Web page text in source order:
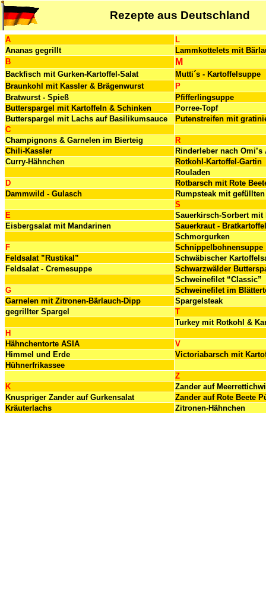
Rezepte aus Deutschland
A
L
Ananas gegrillt
Lammkottelets mit
B
M
Backfisch mit Gurken-Kartoffel-Salat
Mutti´s - Kartoffelsuppe
Braunkohl mit Kassler & Brägenwurst
P
Bratwurst - Spieß
Pfifferlingsuppe
Butterspargel mit Kartoffeln & Schinken
Porree-Topf
Butterspargel mit Lachs auf Basilikumsauce
Putenstreifen mit
C
Champignons & Garnelen im Bierteig
R
Chili-Kassler
Rinderleber nach Omi’s
Curry-Hähnchen
Rotkohl-Kartoffel-Gartin
Rouladen
D
Rotbarsch mit Rote
Dammwild - Gulasch
Rumpsteak mit
S
E
Sauerkirsch-Sorbert mit
Eisbergsalat mit Mandarinen
Sauerkraut -
Schmorgurken
F
Schnippelbohnensuppe
Feldsalat ”Rustikal”
Schwäbischer
Feldsalat - Cremesuppe
Schwarzwälder
Schweinefilet “Classic”
G
Schweinefilet im
Garnelen mit Zitronen-Bärlauch-Dipp
Spargelsteak
gegrillter Spargel
T
Turkey mit Rotkohl &
H
Hähnchentorte ASIA
V
Himmel und Erde
Victoriabarsch mit
Hühnerfrikassee
Z
K
Zander auf
Knuspriger Zander auf Gurkensalat
Zander auf Rote Beete
Kräuterlachs
Zitronen-Hähnchen